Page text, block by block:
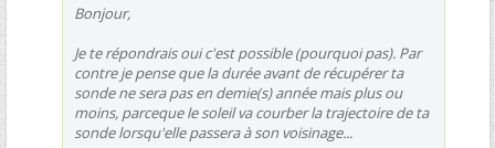
Bonjour,
Je te répondrais oui c'est possible (pourquoi pas). Par
contre je pense que la durée avant de récupérer ta
sonde ne sera pas en demie(s) année mais plus ou
moins, parceque le soleil va courber la trajectoire de ta
sonde lorsqu'elle passera à son voisinage...